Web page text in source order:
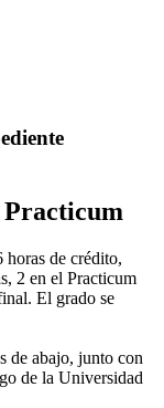
Practicum
horas de crédito,
2 en el Practicum
El grado se
de abajo, junto con
de la Universidad